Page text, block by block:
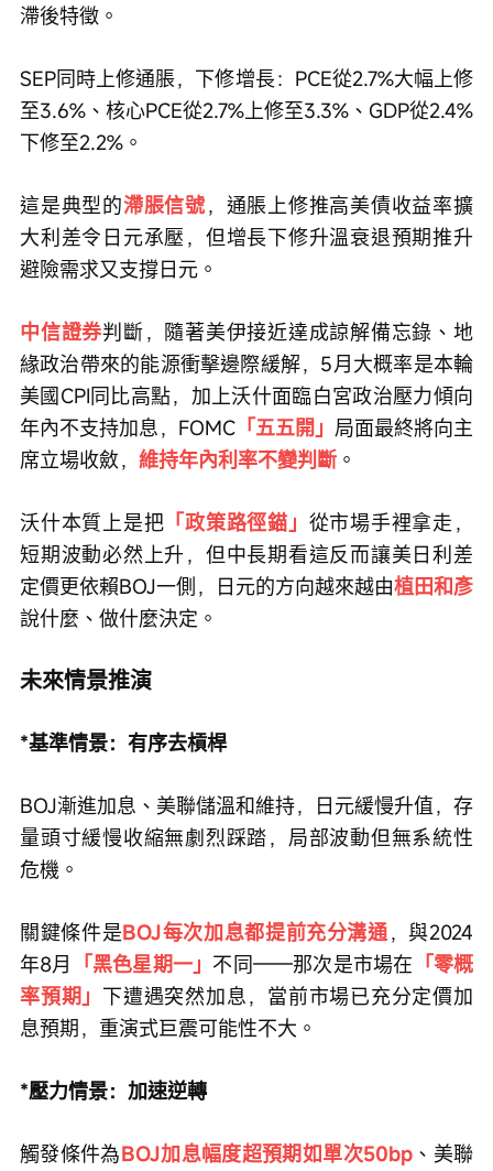
滯後特徵。
SEP同時上修通脹，下修增長：PCE從2.7%大幅上修
至3.6%、核心PCE從2.7%上修至3.3%、GDP從2.4%
下修至2.2%。
這是典型的滯脹信號，通脹上修推高美債收益率擴
大利差令日元承壓，但增長下修升溫衰退預期推升
避險需求又支撐日元。
中信證券判斷，隨著美伊接近達成諒解備忘錄、地
緣政治帶來的能源衝擊邊際緩解，5月大概率是本輪
美國CPI同比高點，加上沃什面臨白宮政治壓力傾向
年內不支持加息，FOMC 「五五開」 局面最終將向主
席立場收斂， 維持年內利率不變判斷 。
沃什本質上是把 「政策路徑錨」 從市場手裡拿走，
短期波動必然上升，但中長期看這反而讓美日利差
定價更依賴BOJ一側，日元的方向越來越由植田和彥
說什麼、做什麼決定。
未來情景推演
*基準情景：有序去槓桿
BOJ漸進加息、美聯儲溫和維持，日元緩慢升值，存
量頭寸緩慢收縮無劇烈踩踏，局部波動但無系統性
危機。
關鍵條件是BOJ每次加息都提前充分溝通，與2024
年8月
「黑色星期一」 不同——那次是市場在 「零概
率預期」 下遭遇突然加息，當前市場已充分定價加
息預期，重演式巨震可能性不大。
*壓力情景：加速逆轉
觸發條件為BOJ加息幅度超預期如單次50bp、美聯